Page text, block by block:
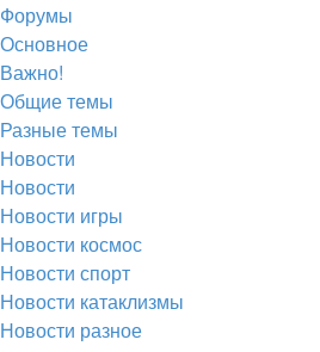
вкладке)
вкладке)
новой
вкладке)
в
новой
вкладке)
(Откроется
в
новой
вкладке)
Форумы
Основное
Важно!
Общие темы
Разные темы
Новости
Новости
Новости игры
Новости космос
Новости спорт
Новости катаклизмы
Новости разное